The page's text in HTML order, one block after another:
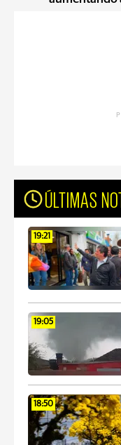
ÚLTIMAS
19:21
19:05
18:50